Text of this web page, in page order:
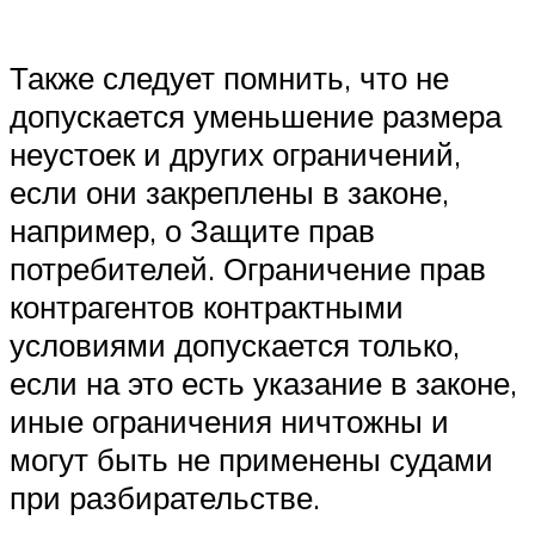
Также следует помнить, что не
допускается уменьшение размера
неустоек и других ограничений,
если они закреплены в законе,
например, о Защите прав
потребителей. Ограничение прав
контрагентов контрактными
условиями допускается только,
если на это есть указание в законе,
иные ограничения ничтожны и
могут быть не применены судами
при разбирательстве.